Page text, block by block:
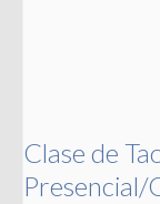
Clase de
Presencial/